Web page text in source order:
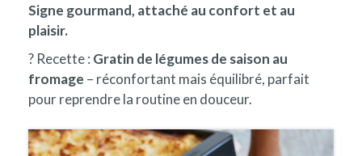
Signe gourmand, attaché au confort et au
plaisir.
? Recette : Gratin de légumes de saison au
fromage – réconfortant mais équilibré, parfait
pour reprendre la routine en douceur.